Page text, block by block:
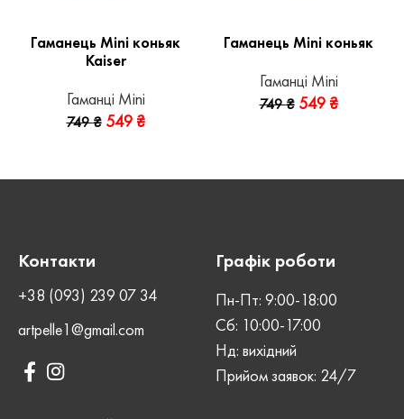
Гаманець Mini коньяк
Kaiser
Гаманці Mini
749₴ 549 ₴
Гаманець Mini коньяк
Гаманці Mini
749₴ 549 ₴
Контакти
+38 (093) 239 07 34
artpelle1@gmail.com
Графік роботи
Пн-Пт: 9:00-18:00
Сб: 10:00-17:00
Нд: вихідний
Прийом заявок: 24/7